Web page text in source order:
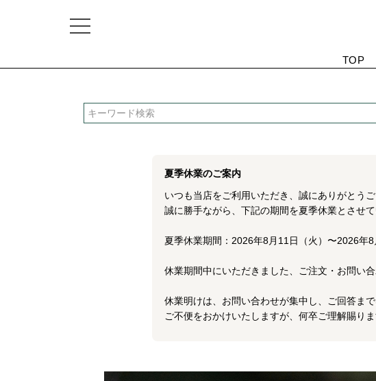
TOP
検索
夏季休業のご案内
いつも当店をご利用いただき、誠にありがとうご
誠に勝手ながら、下記の期間を夏季休業とさせて
夏季休業期間：2026年8月11日（火）〜2026年8
休業期間中にいただきました、ご注文・お問い
休業明けは、お問い合わせが集中し、ご回答ま
ご不便をおかけいたしますが、何卒ご理解賜り